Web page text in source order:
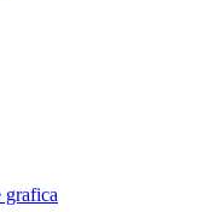
grafica